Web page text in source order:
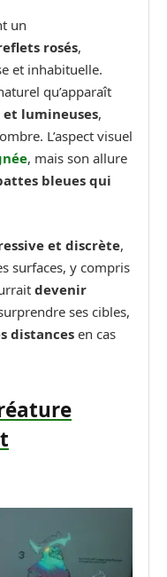
un
rosés,
et inhabituelle.
qu’apparaît
lumineuses,
L’aspect visuel
, mais son allure
bleues qui
et discrète,
surfaces, y compris
devenir
ses cibles,
distancesen cas